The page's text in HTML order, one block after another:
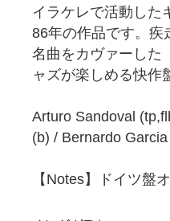
イラケレで活動した
86年の作品です。疾
名曲をカヴァーした
ャズが楽しめる快作
Arturo Sandoval
(b) / Bernardo
【Notes】ドイツ盤